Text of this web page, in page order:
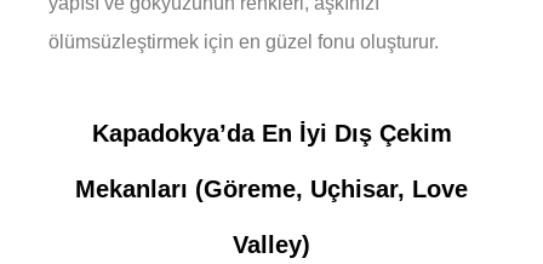
ölümsüzleştirmek için en güzel fonu oluşturur.
Kapadokya’da En İyi Dış Çekim
Mekanları (Göreme, Uçhisar, Love
Valley)